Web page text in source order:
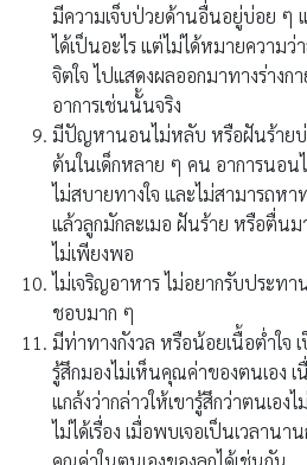
มีความเจ็บป่วยด้านอื่นอยู่บ่อย ๆ
ได้เป็นอะไร แต่ไม่ได้หมายความว่
จิตใจ ไปแสดงผลออกมาทางร่างก
อาการเช่นนั้นจริง
มีปัญหานอนไม่หลับ หรือฝันร้าย
ต้นในเด็กหลาย ๆ คน อาการนอน
ไม่สบายทางใจ และไม่สามารถห
แล้วลูกมักละเมอ ฝันร้าย หรือตื่
ไม่เพียงพอ
ไม่เจริญอาหาร ไม่อยากรับประท
ชอบมาก ๆ
มีท่าทางกังวล หรือน้อยเนื้อต่ำใจ
รู้สึกมองไม่เห็นคุณค่าของตนเอง
แกล้งว่ากล่าวให้เขารู้สึกว่าตนเอ
ไม่ได้เรื่อง เมื่อพบเจอเป็นเวลาน